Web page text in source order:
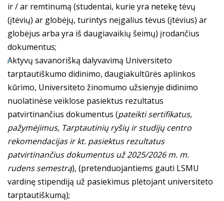
ir / ar remtinumą (studentai, kurie yra netekę tėvų
(įtėvių) ar globėjų, turintys neįgalius tėvus (įtėvius) ar
globėjus arba yra iš daugiavaikių šeimų) įrodančius
dokumentus;
Aktyvų savanorišką dalyvavimą Universiteto
tarptautiškumo didinimo, daugiakultūrės aplinkos
kūrimo, Universiteto žinomumo užsienyje didinimo
nuolatinėse veiklose pasiektus rezultatus
patvirtinančius dokumentus (pateikti sertifikatus,
pažymėjimus, Tarptautinių ryšių ir studijų centro
rekomendacijas ir kt. pasiektus rezultatus
patvirtinančius dokumentus už 2025/2026 m. m.
rudens semestrą), (pretenduojantiems gauti LSMU
vardinę stipendiją už pasiekimus plėtojant universiteto
tarptautiškumą);